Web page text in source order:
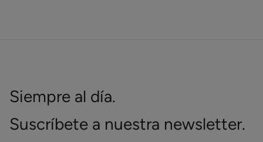
Siempre al día.
Suscríbete a nuestra newsletter.